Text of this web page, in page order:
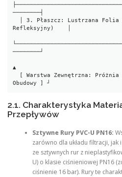
────────┤
Refleksyjny)    │
────────┘
▲
2.1. Charakterystyka
Przepływów
Sztywne Rury PVC-U PN16:
zarówno dla układu filtracji,
ze sztywnych rur z
U) o klasie ciśnieniowej PN16
ciśnienie 16 bar). Rury te